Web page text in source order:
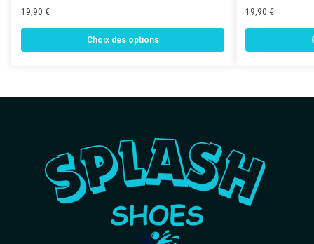
19,90 €
Choix des options
19,90 €